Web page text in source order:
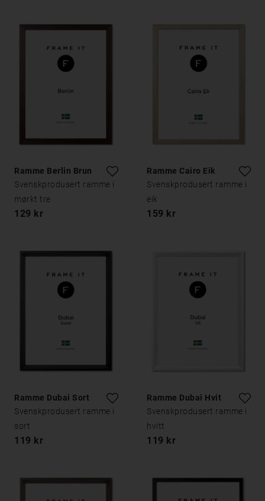
Ramme Berlin Brun
Svenskprodusert ramme i
mørkt tre
129 kr
Ramme Cairo Eik
Svenskprodusert ramme i
eik
159 kr
Ramme Dubai Sort
Svenskprodusert ramme i
sort
119 kr
Ramme Dubai Hvit
Svenskprodusert ramme i
hvitt
119 kr